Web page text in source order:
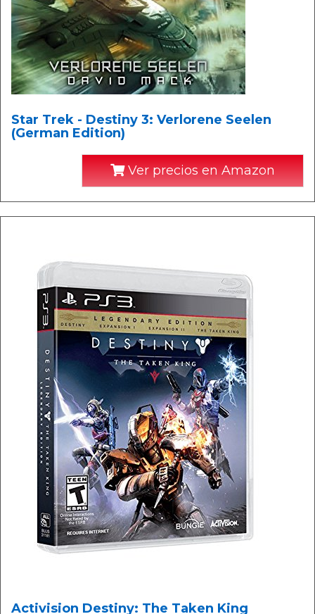
Star Trek - Destiny 3: Verlorene Seelen
(German Edition)
Ver precios en Amazon
Activision Destiny: The Taken King